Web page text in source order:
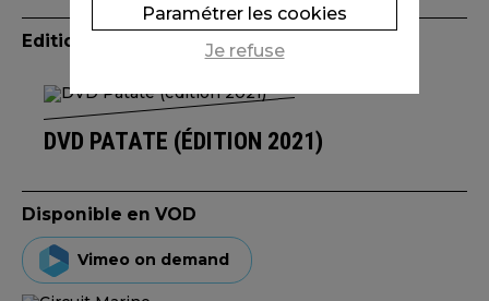
Edition(s) disponible(s)
DVD PATATE (ÉDITION 2021)
Disponible en VOD
Vimeo on demand
Paramétrer les cookies
Je refuse